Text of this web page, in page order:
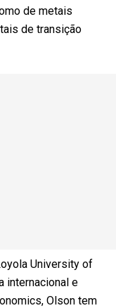
de metais
de transição
University of
internacional e
Olson tem